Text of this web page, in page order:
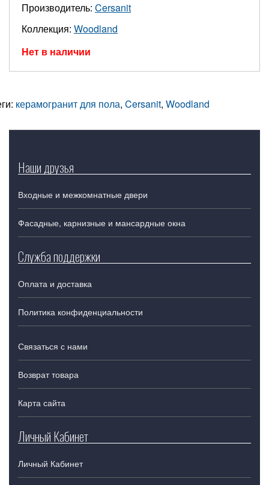
Производитель: Cersanit
Коллекция: Woodland
Нет в наличии
керамогранит для пола, Cersanit, Woodland
Наши друзья
Входные и межкомнатные двери
Фасадные, карнизные и мансардные окна
Служба поддержки
Оплата и доставка
Политика конфиденциальности
Связаться с нами
Возврат товара
Карта сайта
Личный Кабинет
Личный Кабинет